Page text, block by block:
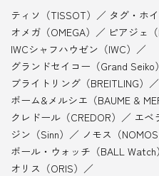
BRAND WATCH
ティソ（TISSOT）
タグ・ホ
オメガ（OMEGA）
ピアジェ（
IWCシャフハウゼン（IWC）
グランドセイコー（Grand Seiko
ブライトリング（BREITLING）
ボーム&メルシエ（BAUME &
クレドール（CREDOR）
エベ
ジン（Sinn）
ノモス（
ボール・ウォッチ（BALL Watch）